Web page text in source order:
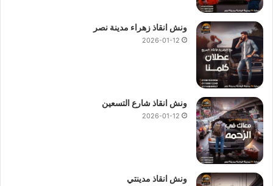
ونش انقاذ زهراء مدينة نصر
2026-01-12
ونش انقاذ شارع التسعين
2026-01-12
ونش انقاذ مدينتي